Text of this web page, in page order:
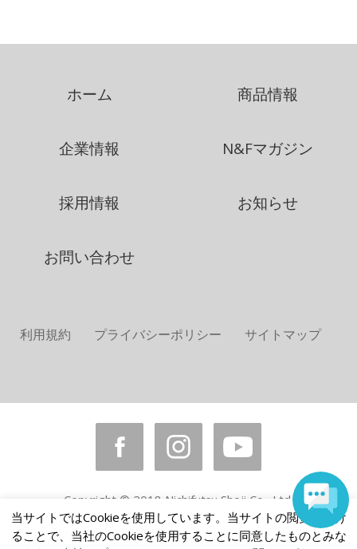
ホーム 商品情報
企業情報 N&Fマガジン
採用情報 お知らせ
お問い合わせ
利用規約 プライバシーポリシー サイトマップ
Copyright © 2018 Nichifutsu Shoji Co., Ltd.
All rights reserved.
当サイトではCookieを使用しています。当サイトの閲覧を続け
ることで、当社のCookieを使用することに同意したものとみな